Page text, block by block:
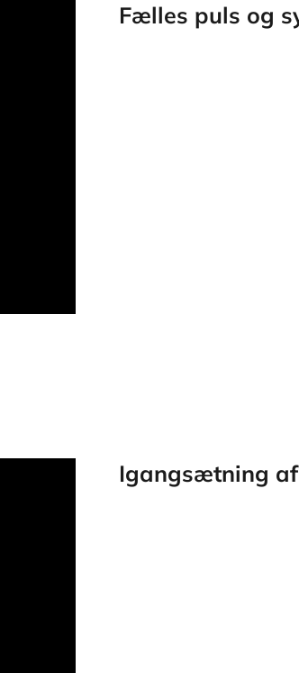
Fælles puls og
Igangsætning